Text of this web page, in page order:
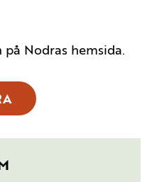
Nodras hemsida.